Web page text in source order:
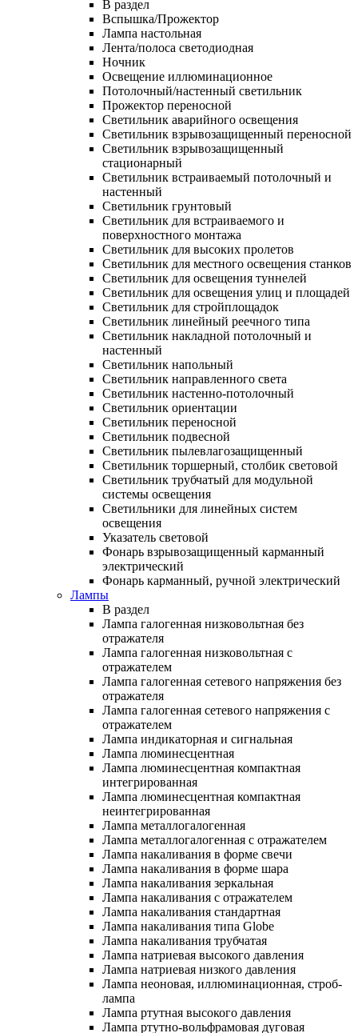
В раздел
Вспышка/Прожектор
Лампа настольная
Лента/полоса светодиодная
Ночник
Освещение иллюминационное
Потолочный/настенный светильник
Прожектор переносной
Светильник аварийного освещения
Светильник взрывозащищенный переносной
Светильник взрывозащищенный
стационарный
Светильник встраиваемый потолочный и
настенный
Светильник грунтовый
Светильник для встраиваемого и
поверхностного монтажа
Светильник для высоких пролетов
Светильник для местного освещения станков
Светильник для освещения туннелей
Светильник для освещения улиц и площадей
Светильник для стройплощадок
Светильник линейный реечного типа
Светильник накладной потолочный и
настенный
Светильник напольный
Светильник направленного света
Светильник настенно-потолочный
Светильник ориентации
Светильник переносной
Светильник подвесной
Светильник пылевлагозащищенный
Светильник торшерный, столбик световой
Светильник трубчатый для модульной
системы освещения
Светильники для линейных систем
освещения
Указатель световой
Фонарь взрывозащищенный карманный
электрический
Фонарь карманный, ручной электрический
Лампы
В раздел
Лампа галогенная низковольтная без
отражателя
Лампа галогенная низковольтная с
отражателем
Лампа галогенная сетевого напряжения без
отражателя
Лампа галогенная сетевого напряжения с
отражателем
Лампа индикаторная и сигнальная
Лампа люминесцентная
Лампа люминесцентная компактная
интегрированная
Лампа люминесцентная компактная
неинтегрированная
Лампа металлогалогенная
Лампа металлогалогенная с отражателем
Лампа накаливания в форме свечи
Лампа накаливания в форме шара
Лампа накаливания зеркальная
Лампа накаливания с отражателем
Лампа накаливания стандартная
Лампа накаливания типа Globe
Лампа накаливания трубчатая
Лампа натриевая высокого давления
Лампа натриевая низкого давления
Лампа неоновая, иллюминационная, строб-
лампа
Лампа ртутная высокого давления
Лампа ртутно-вольфрамовая дуговая